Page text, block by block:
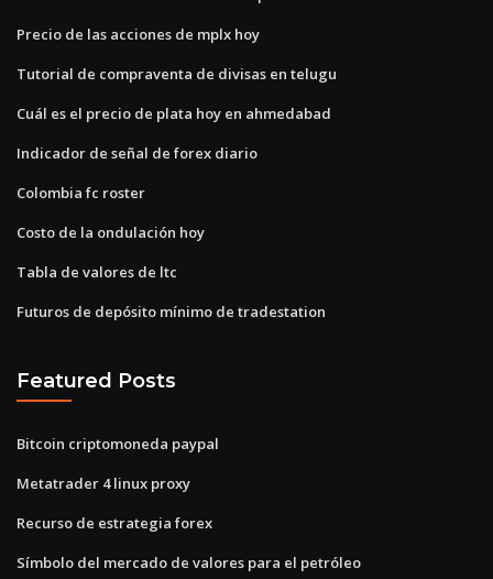
Precio de las acciones de mplx hoy
Tutorial de compraventa de divisas en telugu
Cuál es el precio de plata hoy en ahmedabad
Indicador de señal de forex diario
Colombia fc roster
Costo de la ondulación hoy
Tabla de valores de ltc
Futuros de depósito mínimo de tradestation
Featured Posts
Bitcoin criptomoneda paypal
Metatrader 4 linux proxy
Recurso de estrategia forex
Símbolo del mercado de valores para el petróleo